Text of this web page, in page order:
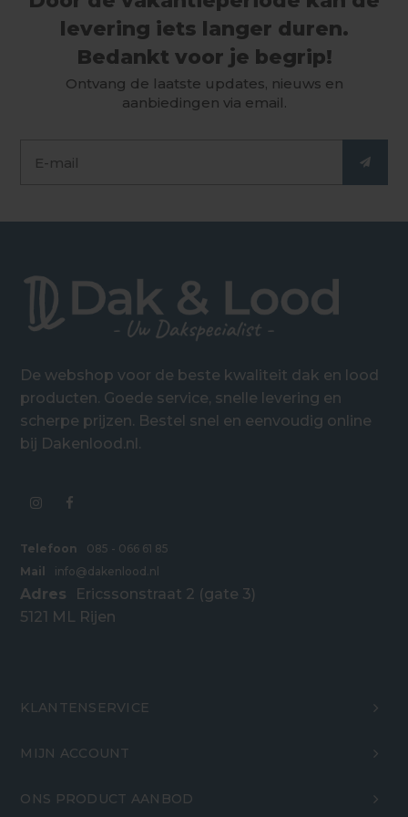
levering iets langer duren.
Bedankt voor je begrip!
Ontvang de laatste updates, nieuws en
aanbiedingen via email.
De webshop voor de beste kwaliteit dak en lood
producten. Goede service, snelle levering en
scherpe prijzen. Bestel snel en eenvoudig online
bij Dakenlood.nl.
Telefoon
085 - 066 61 85
Mail
info@dakenlood.nl
Adres
Ericssonstraat 2 (gate 3)
5121 ML Rijen
KLANTENSERVICE
MIJN ACCOUNT
ONS PRODUCT AANBOD